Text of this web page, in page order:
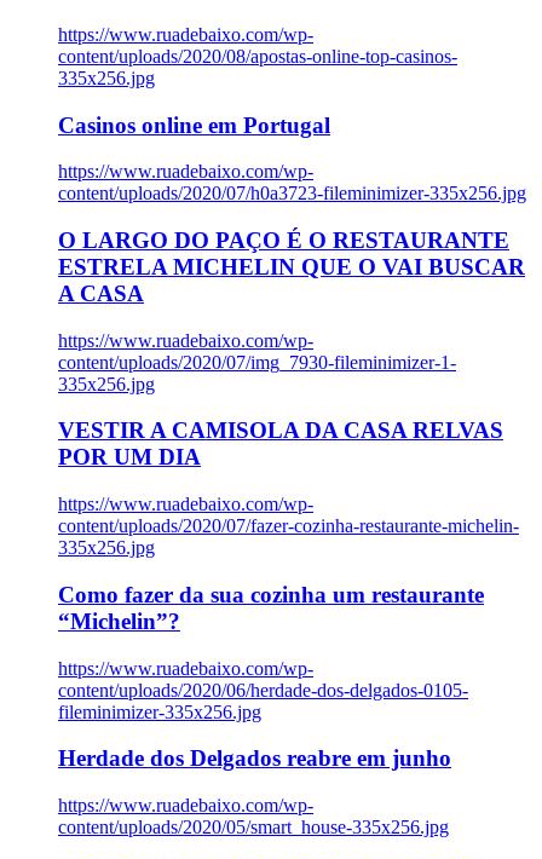
https://www.ruadebaixo.com/wp-
content/uploads/2020/08/apostas-online-top-casinos-
335x256.jpg
Casinos online em Portugal
https://www.ruadebaixo.com/wp-
content/uploads/2020/07/h0a3723-fileminimizer-335x256.jpg
O LARGO DO PAÇO É O RESTAURANTE
ESTRELA MICHELIN QUE O VAI BUSCAR
A CASA
https://www.ruadebaixo.com/wp-
content/uploads/2020/07/img_7930-fileminimizer-1-
335x256.jpg
VESTIR A CAMISOLA DA CASA RELVAS
POR UM DIA
https://www.ruadebaixo.com/wp-
content/uploads/2020/07/fazer-cozinha-restaurante-michelin-
335x256.jpg
Como fazer da sua cozinha um restaurante
“Michelin”?
https://www.ruadebaixo.com/wp-
content/uploads/2020/06/herdade-dos-delgados-0105-
fileminimizer-335x256.jpg
Herdade dos Delgados reabre em junho
https://www.ruadebaixo.com/wp-
content/uploads/2020/05/smart_house-335x256.jpg